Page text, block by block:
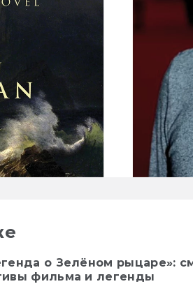
о Зелёном рыцаре»:
фильма и легенды